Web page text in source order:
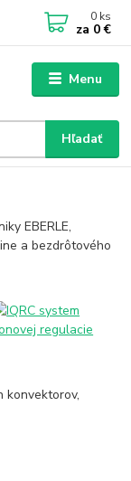
Menu
Hľadať
0 ks
za 0 €
EBERLE,
a bezdrôtového
konvektorov,